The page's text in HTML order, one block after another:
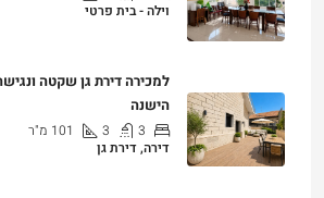
₪25,000
הישנה
3
דירה, דירת גן
₪4,750,000